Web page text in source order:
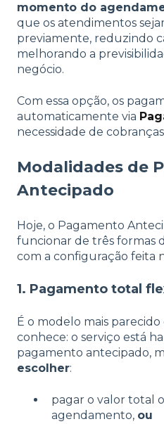
momento do
que os atendimentos
previamente, reduzindo
melhorando a
negócio.
Com essa opção, os
automaticamente via
necessidade de
Modalidades de
Antecipado
Hoje, o Pagamento
funcionar de três formas
com a configuração feita
1. Pagamento total
É o modelo mais
conhece: o serviço está
pagamento antecipado,
escolher:
pagar o valor total
agendamento, ou